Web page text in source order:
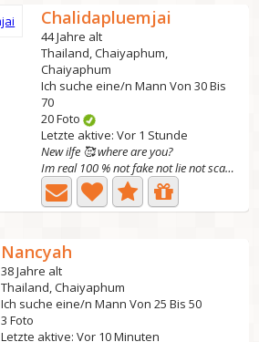
Chalidapluemjai
44 Jahre alt
Thailand, Chaiyaphum,
Chaiyaphum
Ich suche eine/n Mann Von 30 Bis
70
20 Foto
Letzte aktive: Vor 1 Stunde
New ilfe 🥰 where are you?
Im real 100 % not fake not lie not scammer.. i dont like...
Nancyah
38 Jahre alt
Thailand, Chaiyaphum
Ich suche eine/n Mann Von 25 Bis 50
3 Foto
Letzte aktive: Vor 10 Minuten